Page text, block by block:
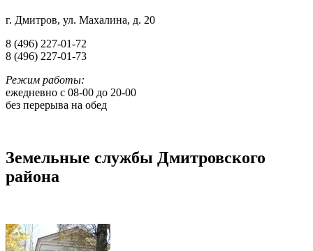
г. Дмитров, ул. Махалина, д. 20
8 (496) 227-01-72
8 (496) 227-01-73
Режим работы:
ежедневно с 08-00 до 20-00
без перерыва на обед
Земельные службы Дмитровского
района